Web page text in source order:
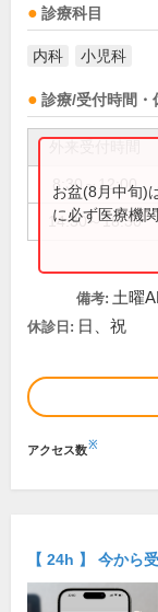
診療科目
内科 小児科
診療/受付時間・
8:30～12:00
14:30～18:30
お盆(8月中旬)
に必ず医療機
備考: 土曜
休診日: 日、祝
アクセス数※
【 24h 】 今から